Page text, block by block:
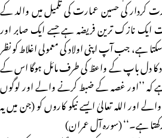
کی حسین عمارت کی تکمیل میں والد کے
ایک نازک ترین فریضہ ہے جسے ایک صابر اور
ہے، جب آپ اپنی اولاد کی معمولی اغلاط کو نظر
کا دل باپ کے واعظ کی طرف مائل ہوگا اس کے
کہ ’’اور غصہ کے ضبط کرنے والے اور لوگوں
اللہ تعالیٰ ایسے نیکو کاروں کو (جن میں یہ
ہے۔‘‘ (سورہ آل عمران)